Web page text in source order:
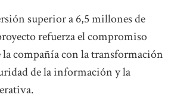
superior a 6,5 millones de
refuerza el compromiso
la compañía con la transformación
de la información y la